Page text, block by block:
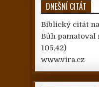
DNEŠNÍ CITÁT
Biblický citát
Bůh pamatoval
105,42)
www.vira.cz